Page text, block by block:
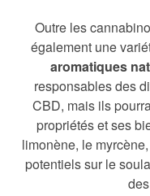
Outre les
également une
aromatiques
responsables des
CBD, mais ils
propriétés et ses
limonène, le
potentiels sur le